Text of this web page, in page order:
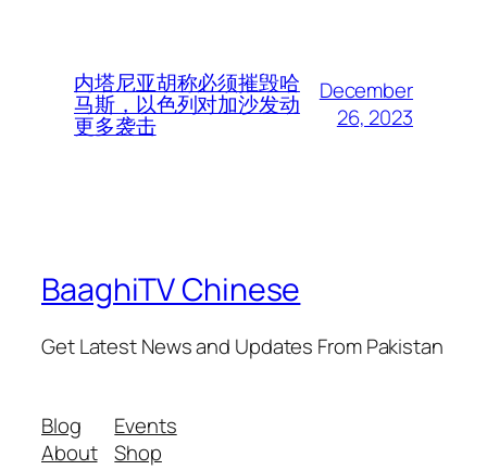
内塔尼亚胡称必须摧毁哈
马斯，以色列对加沙发动
更多袭击
December
26, 2023
BaaghiTV Chinese
Get Latest News and Updates From Pakistan
Blog
About
Events
Shop